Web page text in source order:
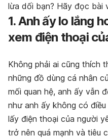
lừa dối bạn? Hãy đọc bài
1. Anh ấy lo lắng
xem điện thoại
Không phải ai cũng thích
những đồ dùng cá nhân
mối quan hệ, anh ấy vẫn
như anh ấy không có
lấy điện thoại của người
trở nên quá mạnh và tiêu